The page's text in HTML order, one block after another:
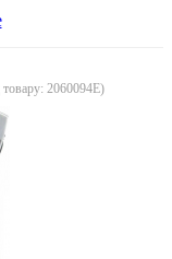
2060094E)